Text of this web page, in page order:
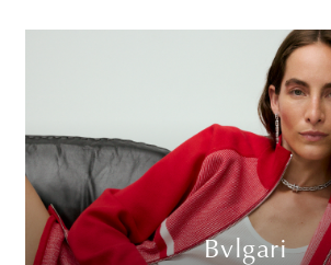
Bvlgari